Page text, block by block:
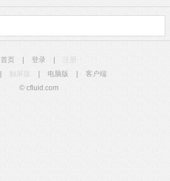
首页 登录
注册
触屏版 电脑版
客户端
© cfluid.com